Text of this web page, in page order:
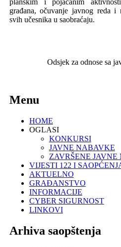
građana, očuvanje javnog reda i
svih učesnika u saobraćaju.
Odsjek za odnose sa
Menu
HOME
OGLASI
KONKURSI
JAVNE NABAVKE
ZAVRŠENE
VIJESTI 122 I
AKTUELNO
GRAĐANSTVO
INFORMACIJE
CYBER SIGURNOST
LINKOVI
Arhiva saopštenja